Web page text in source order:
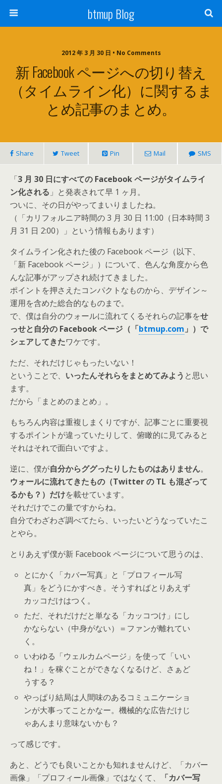
btmup Blog
2012 年 3 月 30 日 • No Comments
新 Facebook ページへの切り替え
（タイムライン化）に関するま
とめ記事のまとめ。
Share Tweet Pin Mail SMS
「3 月 30 日にすべての Facebook ページがタイムライ
ン化される 」と発表されて早 1 ヶ月。
ついに、その日がやってまいりましたね。
（「カリフォルニア時間の 3 月 30 日 11:00（日本時間 3
月 31 日 2:00）」という情報もあります）
タイムライン化された後の Facebook ページ（以下、
「新 Facebook ページ」）について、色んな角度から色
んな記事がアップされ続けてきました。
ポイントを押さえたコンパクトなものから、デザイン～
運用を含めた総合的なものまで。
で、僕は自分のウォールに流れてくるそれらの記事をせ
っせと自分の Facebook ページ（「btmup.com 」）で
シェアしてきたワケです。
ただ、それだけじゃもったいない！
ということで、 いったんそれらをまとめてみよう と思い
ます。
だから「まとめのまとめ」。
もちろん内容は重複しまくりですが、記事ごとに重要視
するポイントが違っていたりして、俯瞰的に見てみると
それはそれで面白いですよ。
逆に、僕が自分からググったりしたものはありません。
ウォールに流れてきたもの（Twitter の TL も混ざって
るかも？）だけを載せています。
それだけでこの量ですからね。
自分でわざわざ調べてたら、いったいどうなっていたこ
とやら。
とりあえず僕が新 Facebook ページについて思うのは、
とにかく「カバー写真」と「プロフィール写
真」をどうにかすべき。そうすればとりあえず
カッコだけはつく。
ただ、それだけだと単なる「カッコつけ」にし
かならない（中身がない）＝ファンが離れてい
く。
いわゆる「ウェルカムページ」を使って「いい
ね！」を稼ぐことができなくなるけど、さぁど
うする？
やっぱり結局は人間味のあるコミュニケーショ
ンが大事ってことかなー。機械的な広告だけじ
ゃあんまり意味ないかも？
って感じです。
あと、どうでも良いことかも知れませんけど、「カバー
画像」「プロフィール画像」ではなくて、
「カバー写